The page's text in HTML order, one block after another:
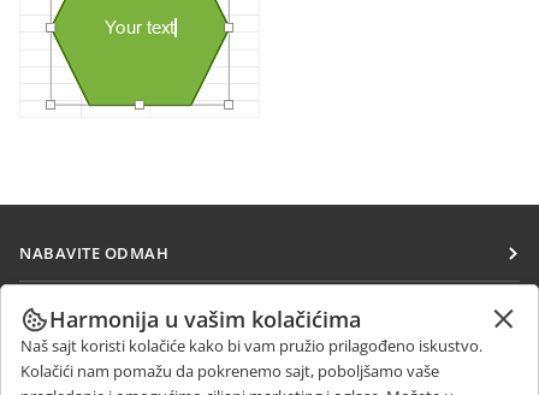
NABAVITE ODMAH
Docs
DocSpace
Workspace
SARAĐUJTE
Za doprinosioce
Za prevodioce
PRIMAJTE VESTI
Harmonija u vašim kolačićima
Naš sajt koristi kolačiće kako bi vam pružio prilagođeno iskustvo.
Kolačići nam pomažu da pokrenemo sajt, poboljšamo vaše